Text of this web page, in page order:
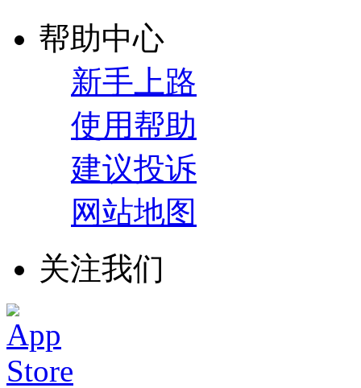
帮助中心
新手上路
使用帮助
建议投诉
网站地图
关注我们